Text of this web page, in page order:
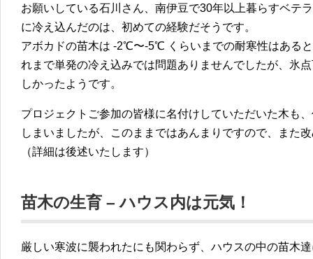
お願いしている石川さん、南伊豆で30年以上暮らすベテ
に冷え込んだのは、初めての経験だそうです。
アボカドの苗木は -2℃〜-5℃ くらいまでの耐寒性はある
れまで単発の冷え込みでは問題ありませんでしたが、氷
しかったようです。
プロジェクトご参加の皆様に名付けしていただいた木も
しまいましたが、このままではあんまりですので、また
（詳細は後述いたします）
苗木の生育 – ハウス内は元気！
厳しい寒波に襲われたにも関わらず、ハウスの中の苗木